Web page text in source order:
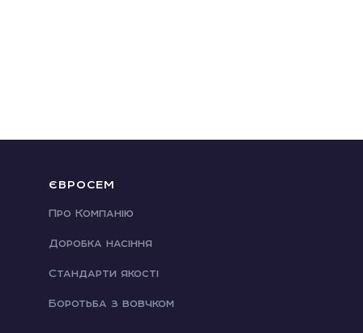
ЄВРОСЕМ
Про Компанію
Доробка насіння
Стандарти якості
Боротьба з вовчком